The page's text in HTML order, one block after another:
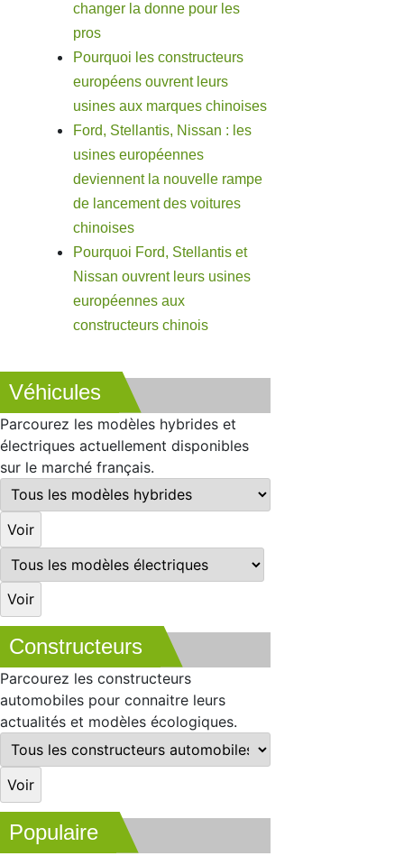
changer la donne pour les
pros
Pourquoi les constructeurs
européens ouvrent leurs
usines aux marques chinoises
Ford, Stellantis, Nissan : les
usines européennes
deviennent la nouvelle rampe
de lancement des voitures
chinoises
Pourquoi Ford, Stellantis et
Nissan ouvrent leurs usines
européennes aux
constructeurs chinois
Véhicules
Parcourez les modèles hybrides et
électriques actuellement disponibles
sur le marché français.
Constructeurs
Parcourez les constructeurs
automobiles pour connaitre leurs
actualités et modèles écologiques.
Populaire